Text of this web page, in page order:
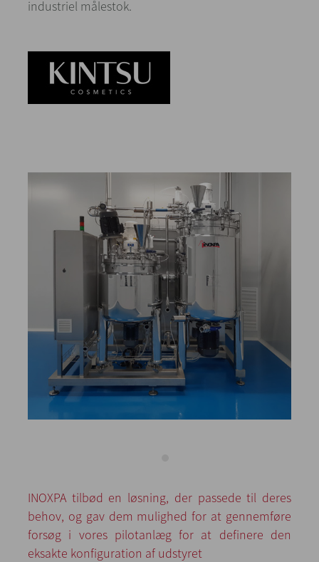
industriel målestok.
INOXPA tilbød en løsning, der passede til deres
behov, og gav dem mulighed for at gennemføre
forsøg i vores pilotanlæg for at definere den
eksakte konfiguration af udstyret